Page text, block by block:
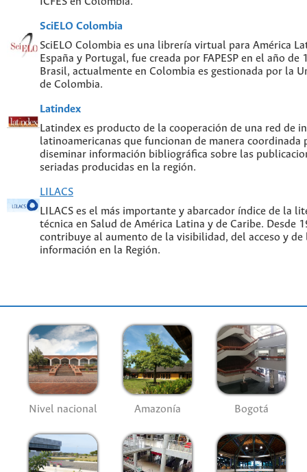
SciELO Colombia
SciELO Colombia es una librería virtual para América
España y Portugal, fue creada por FAPESP en el año de
Brasil, actualmente en Colombia es gestionada por la
de Colombia.
Latindex
Latindex es producto de la cooperación de una red de
latinoamericanas que funcionan de manera coordinada
diseminar información bibliográfica sobre las
seriadas producidas en la región.
LILACS
LILACS es el más importante y abarcador índice de la
técnica en Salud de América Latina y de Caribe. Desde
contribuye al aumento de la visibilidad, del acceso y de
información en la Región.
Nivel nacional Amazonía Bogotá